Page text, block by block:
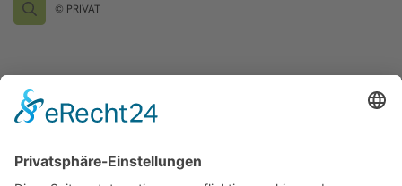
© PRIVAT
Bischöfliches Ordinariat der Diözese Würzburg